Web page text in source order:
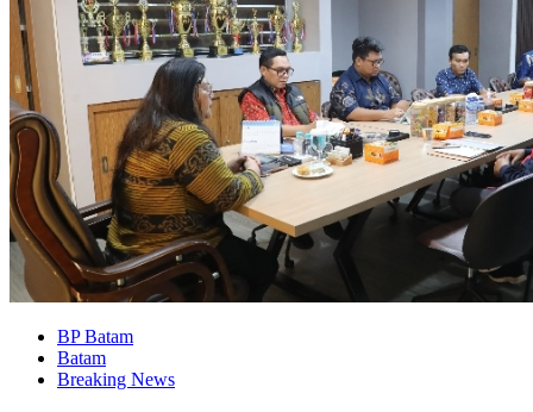
BP Batam
Batam
Breaking News